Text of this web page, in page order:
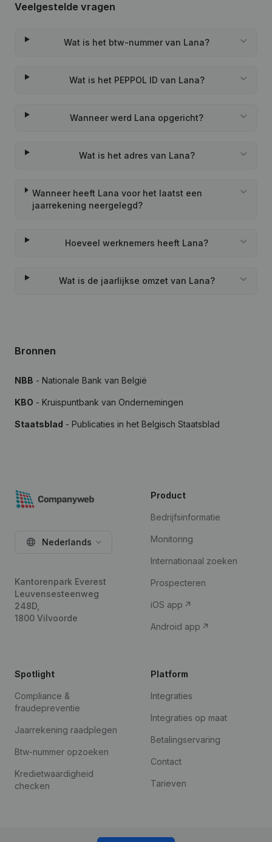
Veelgestelde vragen
Wat is het btw-nummer van Lana?
Wat is het PEPPOL ID van Lana?
Wanneer werd Lana opgericht?
Wat is het adres van Lana?
Wanneer heeft Lana voor het laatst een
jaarrekening neergelegd?
Hoeveel werknemers heeft Lana?
Wat is de jaarlijkse omzet van Lana?
Bronnen
NBB - Nationale Bank van België
KBO - Kruispuntbank van Ondernemingen
Staatsblad - Publicaties in het Belgisch Staatsblad
Nederlands
Kantorenpark Everest
Leuvensesteenweg
248D,
1800 Vilvoorde
Product
Bedrijfsinformatie
Monitoring
Internationaal zoeken
Prospecteren
iOS app
Android app
Spotlight
Compliance &
fraudepreventie
Jaarrekening raadplegen
Btw-nummer opzoeken
Kredietwaardigheid
checken
Platform
Integraties
Integraties op maat
Betalingservaring
Contact
Tarieven